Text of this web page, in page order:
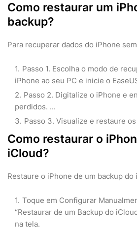
Como restaurar um
backup?
Para recuperar dados do iPhone
Passo 1. Escolha o modo de
iPhone ao seu PC e inicie o
Passo 2. Digitalize o iPhone e
perdidos. ...
Passo 3. Visualize e restaure
Como restaurar o
iCloud?
Restaure o iPhone de um backup do
Toque em Configurar
“Restaurar de um Backup do
na tela.